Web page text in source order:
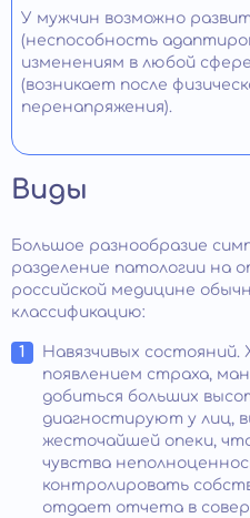
У мужчин возможно
(неспособность
изменениям в любой
(возникает после
перенапряжения).
Виды
Большое разнообразие
разделение патологии на
российской медицине
классификацию:
Навязчивых состояний.
появлением страха,
добиться больших
диагностируют у лиц,
жесточайшей опеки,
чувства
контролировать
отдает отчета в